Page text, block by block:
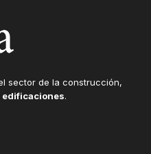
sector de la construcción,
edificaciones.